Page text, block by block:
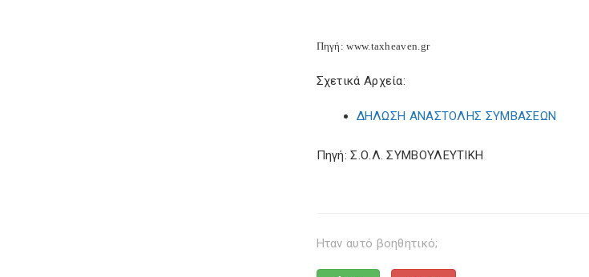
Πηγή: www.taxheaven.gr
Σχετικά Αρχεία:
ΔΗΛΩΣΗ ΑΝΑΣΤΟΛΗΣ ΣΥΜΒΑΣΕΩΝ
Πηγή: Σ.Ο.Λ. ΣΥΜΒΟΥΛΕΥΤΙΚΗ
Ηταν αυτό βοηθητικό;